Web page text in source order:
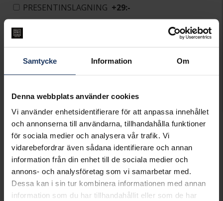
Samtycke Information Om
Denna webbplats använder cookies
Vi använder enhetsidentifierare för att anpassa innehållet
och annonserna till användarna, tillhandahålla funktioner
för sociala medier och analysera vår trafik. Vi
vidarebefordrar även sådana identifierare och annan
information från din enhet till de sociala medier och
annons- och analysföretag som vi samarbetar med.
Dessa kan i sin tur kombinera informationen med annan
information som du har tillhandahållit eller som de har
PRESENTINSLAGNING +29:-
LÄGG I VARUKORGEN
Lagervara.
Leveranstid 3-7 arbetsdagar.
HÖJD CA (MM)
35,8
VARUMÄRKE
Hallbergs Guld
MATERIAL
Silver
Matchande produkter och andra varianter